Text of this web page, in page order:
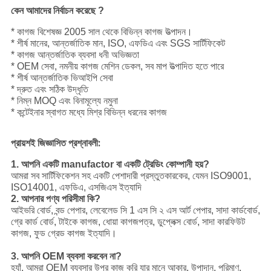
কেন আমাদের নির্বাচন করেছে ?
* কাগজ বিশেষজ্ঞ 2005 সাল থেকে বিভিন্ন কাগজ উত্পাদন।
* শীর্ষ মানের, আন্তর্জাতিক মান, ISO, এফডিএ এবং SGS সার্টিফিকেট
* কাগজ আন্তর্জাতিক ব্যবসা ধনী অভিজ্ঞতা
* OEM সেবা, নমনীয় কাগজ মেশিন ডেকল, সব মাপ উত্পাদিত হতে পারে
* শীর্ষ আন্তর্জাতিক ভিআইপি সেবা
* দ্রুত এবং সঠিক উদ্ধৃতি
* নিম্ন MOQ এবং বিনামূল্যে নমুনা
* কন্টেইনার স্বাগত মধ্যে মিশ্র বিভিন্ন ধরনের কাগজ
প্রায়শই জিজ্ঞাসিত প্রশ্নাবলী:
1. আপনি একটি manufactor বা একটি ট্রেডিং কোম্পানী হয়?
আমরা সব সার্টিফিকেশন সহ একটি পেশাদারী প্রস্তুতকারকের, যেমন ISO9001,
ISO14001, এফডিএ, এসজিএস ইত্যাদি
2. আপনার পণ্য পরিসীমা কি?
আইভরি বোর্ড, বন্ড পেপার, লেবেলেড সি 1 এস সি ২ এস আর্ট পেপার, সাদা কার্ডবোর্ড,
গ্রে কার্ড বোর্ড, টাইকে কাগজ, ধোয়া কাগজপত্র, ডুপ্লেক্স বোর্ড, সাদা কারফিউট
কাগজ, ফুড গ্রেড কাগজ ইত্যাদি।
3. আপনি OEM ব্যবসা করবেন না?
হ্যাঁ, আমরা OEM ব্যবসার উপর কাজ করি যার মানে আকার, উপাদান, পরিমাণ,